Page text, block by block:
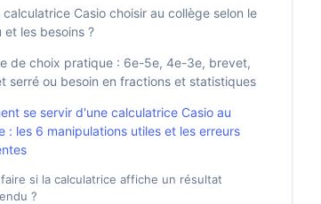
calculatrice Casio choisir au collège selon le
et les besoins ?
de choix pratique : 6e-5e, 4e-3e, brevet,
serré ou besoin en fractions et statistiques
se servir d'une calculatrice Casio au
: les 6 manipulations utiles et les erreurs
si la calculatrice affiche un résultat
?